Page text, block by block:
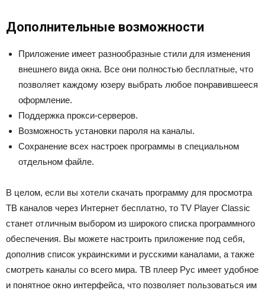
Дополнительные возможности
Приложение имеет разнообразные стили для изменения
внешнего вида окна. Все они полностью бесплатные, что
позволяет каждому юзеру выбрать любое понравившееся
оформление.
Поддержка прокси-серверов.
Возможность установки пароля на каналы.
Сохранение всех настроек программы в специальном
отдельном файле.
В целом, если вы хотели скачать программу для просмотра
ТВ каналов через Интернет бесплатно, то TV Player Classic
станет отличным выбором из широкого списка программного
обеспечения. Вы можете настроить приложение под себя,
дополнив список украинскими и русскими каналами, а также
смотреть каналы со всего мира. ТВ плеер Рус имеет удобное
и понятное окно интерфейса, что позволяет пользоваться им